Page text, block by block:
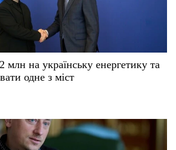
млн на українську енергетику та
одне з міст